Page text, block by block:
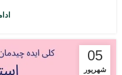
05
شهریور